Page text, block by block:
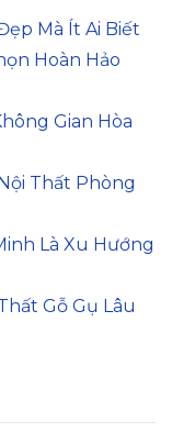
Mà Ít Ai Biết
Hoàn Hảo
Gian Hòa
Thất Phòng
Là Xu Hướng
Gỗ Gụ Lâu